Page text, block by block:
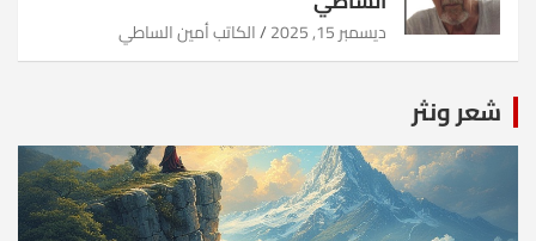
ديسمبر 15, 2025 الكاتب أمين الساطي
شعر ونثر